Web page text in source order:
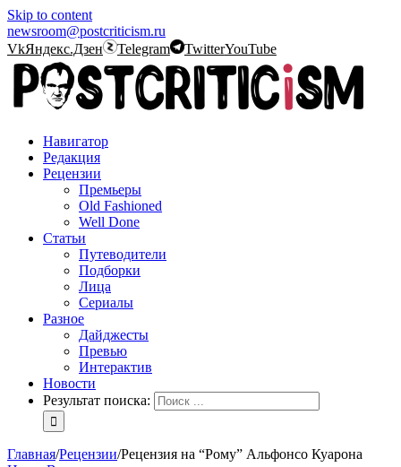
Skip to content
newsroom@postcriticism.ru
VkЯндекс.Дзен Telegram TwitterYouTube
Навигатор
Редакция
Рецензии
Премьеры
Old Fashioned
Well Done
Статьи
Путеводители
Подборки
Лица
Сериалы
Разное
Дайджесты
Превью
Интерактив
Новости
Результат поиска:
Главная/Рецензии/Рецензия на “Рому” Альфонсо Куарона